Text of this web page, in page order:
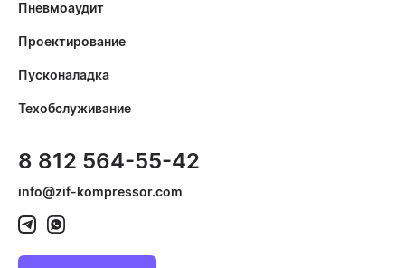
Пневмоаудит
Проектирование
Пусконаладка
Техобслуживание
8 812 564-55-42
info@zif-kompressor.com